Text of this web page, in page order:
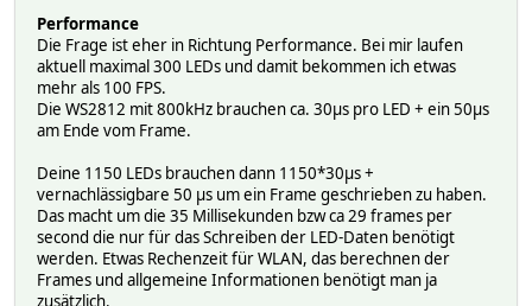
// give the web browser time to receive the data
delay(1);
// close the connection:
client.stop();
Serial.println(F("client disconnected"));
}
if (rainbow) rainbowCycle();
if (blinker) blinkerEffect();
}
// Reset stripe, all LED off and no effects
void reset() {
Performance
Die Frage ist eher in Richtung Performance. Bei mir laufen
aktuell maximal 300 LEDs und damit bekommen ich etwas
mehr als 100 FPS.
Die WS2812 mit 800kHz brauchen ca. 30µs pro LED + ein 50µs
am Ende vom Frame.
Deine 1150 LEDs brauchen dann 1150*30µs +
vernachlässigbare 50 µs um ein Frame geschrieben zu haben.
Das macht um die 35 Millisekunden bzw ca 29 frames per
second die nur für das Schreiben der LED-Daten benötigt
werden. Etwas Rechenzeit für WLAN, das berechnen der
Frames und allgemeine Informationen benötigt man ja
zusätzlich.